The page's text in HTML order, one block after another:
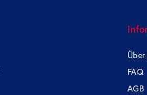
FAQ
AGB